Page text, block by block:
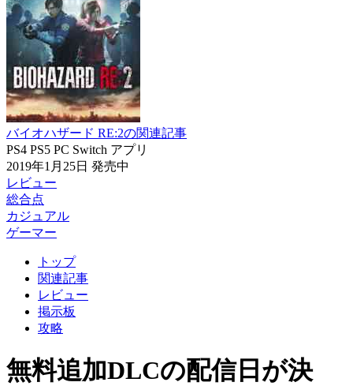
バイオハザード RE:2の関連記事
PS4 PS5 PC Switch アプリ
2019年1月25日 発売中
レビュー
総合点
カジュアル
ゲーマー
トップ
関連記事
レビュー
掲示板
攻略
無料追加DLCの配信日が決